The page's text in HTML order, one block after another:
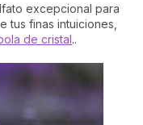
excepcional para
tus finas intuiciones,
de cristal..